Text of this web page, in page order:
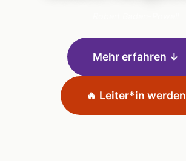
Mehr erfahren ↓
🔥 Leiter*in werden